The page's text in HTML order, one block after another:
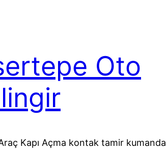
Oto
Kapı Açma kontak tamir kumanda